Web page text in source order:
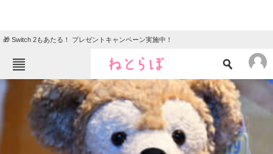
🎁 Switch 2もあたる！ プレゼントキャンペーン実施中！
ねとらぼメニュー
ニュース
クイズ
地域